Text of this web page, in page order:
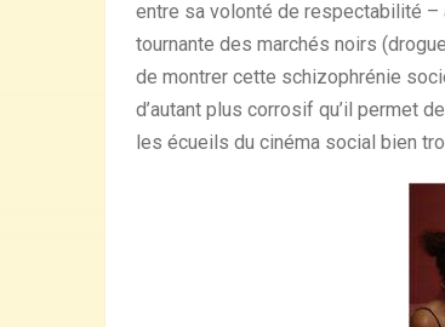
entre sa volonté de respectabilité –
tournante des marchés noirs
de montrer cette schizophrénie
d’autant plus corrosif qu’il permet
les écueils du cinéma social bien